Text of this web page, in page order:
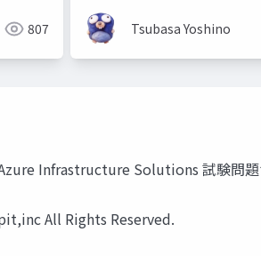
807 Tsubasa Yoshino
Infrastructure Solutions 試験問
All Rights Reserved.